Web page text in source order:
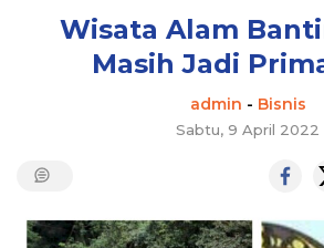
Wisata Alam
Masih Jadi
admin - Bisnis
Sabtu, 9 April 2022